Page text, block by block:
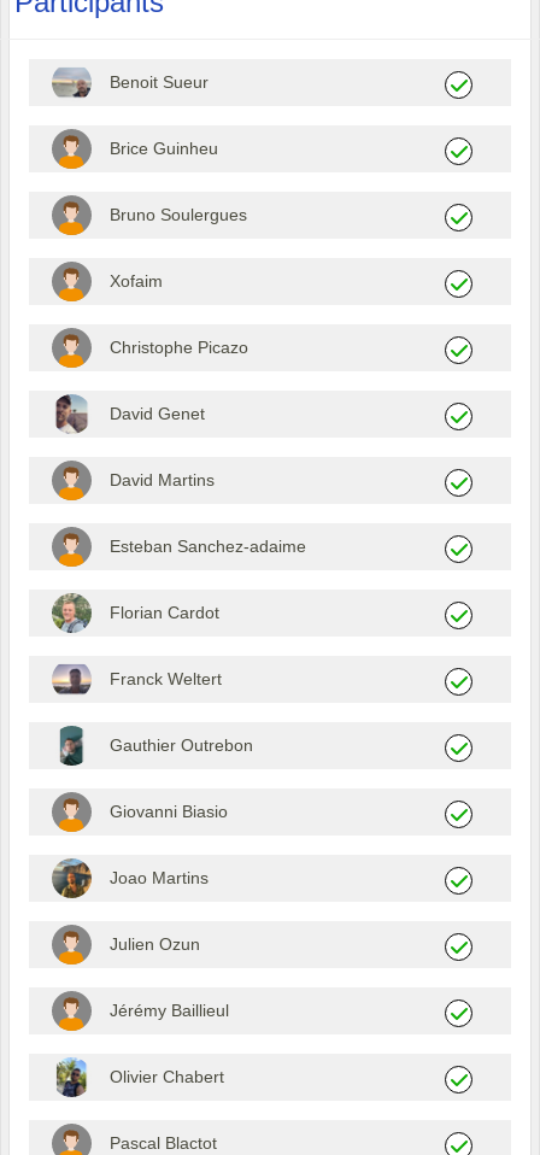
Benoit Sueur
Brice Guinheu
Bruno Soulergues
Xofaim
Christophe Picazo
David Genet
David Martins
Esteban Sanchez-adaime
Florian Cardot
Franck Weltert
Gauthier Outrebon
Giovanni Biasio
Joao Martins
Julien Ozun
Jérémy Baillieul
Olivier Chabert
Pascal Blactot